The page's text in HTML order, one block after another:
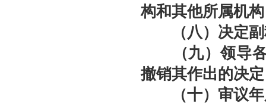
构和其他所属机
（八）决定副
（九）领导各
撤销其作出的决
（十）审议年